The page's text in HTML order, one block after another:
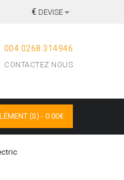
€ DEVISE
004 0268 314946
CONTACTEZ NOUS
(S) - 0.00€